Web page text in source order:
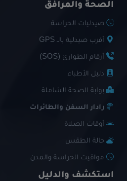
الصحة والمرافق
صيدليات الحراسة
أقرب صيدلية بالـ GPS
أرقام الطوارئ (SOS)
دليل الأطباء
بوابة الصحة الشاملة
رادار السفن والطائرات
أوقات الصلاة
حالة الطقس
مواقيت الحراسة والمدن
استكشف والدليل